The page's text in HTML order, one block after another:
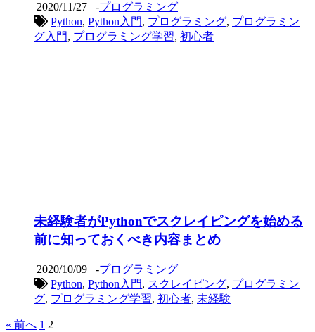
2020/11/27 -プログラミング
Python, Python入門, プログラミング, プログラミン
グ入門, プログラミング学習, 初心者
未経験者がPythonでスクレイピングを始める
前に知っておくべき内容まとめ
2020/10/09 -プログラミング
Python, Python入門, スクレイピング, プログラミン
グ, プログラミング学習, 初心者, 未経験
« 前へ 1 2